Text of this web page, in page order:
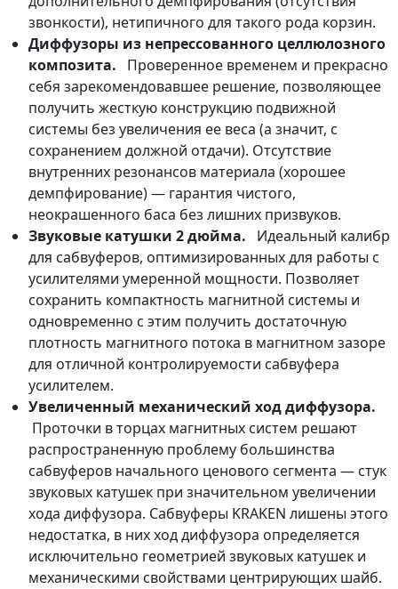
звонкости), нетипичного для такого рода корзин.
Диффузоры из непрессованного целлюлозного
композита. Проверенное временем и прекрасно
себя зарекомендовавшее решение, позволяющее
получить жесткую конструкцию подвижной
системы без увеличения ее веса (а значит, с
сохранением должной отдачи). Отсутствие
внутренних резонансов материала (хорошее
демпфирование) — гарантия чистого,
неокрашенного баса без лишних призвуков.
Звуковые катушки 2 дюйма. Идеальный калибр
для сабвуферов, оптимизированных для работы с
усилителями умеренной мощности. Позволяет
сохранить компактность магнитной системы и
одновременно с этим получить достаточную
плотность магнитного потока в магнитном зазоре
для отличной контролируемости сабвуфера
усилителем.
Увеличенный механический ход диффузора.
Проточки в торцах магнитных систем решают
распространенную проблему большинства
сабвуферов начального ценового сегмента — стук
звуковых катушек при значительном увеличении
хода диффузора. Сабвуферы KRAKEN лишены этого
недостатка, в них ход диффузора определяется
исключительно геометрией звуковых катушек и
механическими свойствами центрирующих шайб.